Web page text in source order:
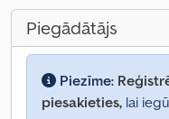
Piegādātājs
Piezīme:
piesakieties, lai